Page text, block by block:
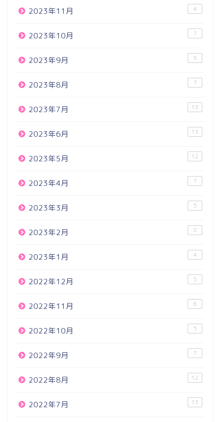
2023年11月 4
2023年10月 7
2023年9月 5
2023年8月 7
2023年7月 13
2023年6月 13
2023年5月 12
2023年4月 7
2023年3月 5
2023年2月 8
2023年1月 4
2022年12月 5
2022年11月 6
2022年10月 5
2022年9月 7
2022年8月 12
2022年7月 13